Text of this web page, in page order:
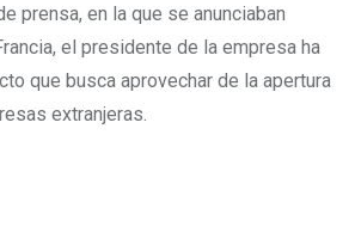
prensa, en la que se anunciaban
el presidente de la empresa ha
que busca aprovechar de la apertura
extranjeras.